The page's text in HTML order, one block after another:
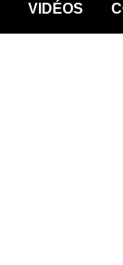
VIDÉOS